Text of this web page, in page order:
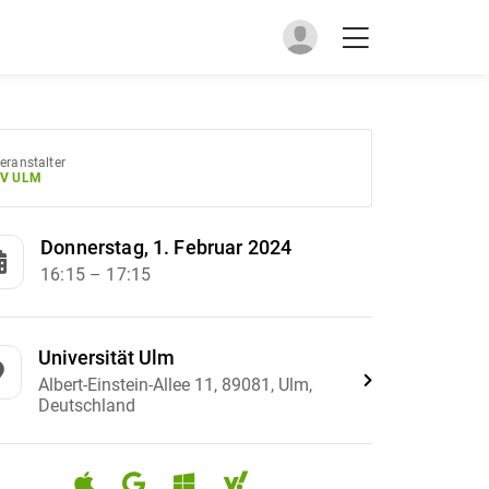
ULM
Donnerstag, 1. Februar 2024
16:15– 17:15
Universität Ulm
Albert-Einstein-Allee 11, 89081, Ulm,
Deutschland